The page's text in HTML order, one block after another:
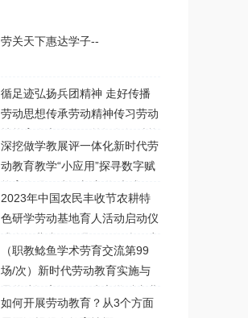
劳关天下惠达学子--
循足迹弘扬兵团精神 走好传播
劳动思想传承劳动精神传习劳动
劳育人学术交流第112期新疆石
河子站
深挖做学教展评一体化新时代劳
动教育教学“小应用”探寻数字赋
2023年中国农民丰收节农耕特
色研学劳动基地育人活动启动仪
会议室举办
（职教鲶鱼学术劳育交流第99
场/次）新时代劳动教育实施与
与劳动教育渗透融合实操技能专
如何开展劳动教育？从3个方面